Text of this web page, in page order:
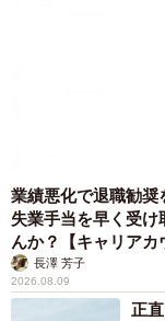
業績悪化で退職勧
失業手当を早く受
んか？【キャリアカ
長澤 芳子
2026.08.09
正